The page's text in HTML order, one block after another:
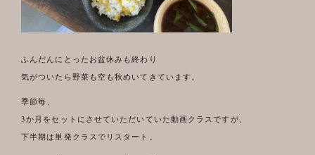
ふんだんにとったお盆休みも終わり
気がついたら野菜も空も秋めいてきています。
季節毎、
3か月をセットにさせていただいていた動画クラスですが、
下半期は単発クラスでリスタート。